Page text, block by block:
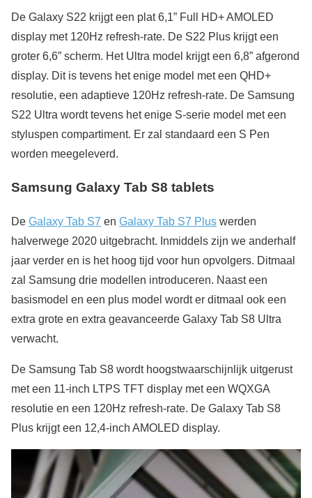
De Galaxy S22 krijgt een plat 6,1” Full HD+ AMOLED
display met 120Hz refresh-rate. De S22 Plus krijgt een
groter 6,6” scherm. Het Ultra model krijgt een 6,8” afgerond
display. Dit is tevens het enige model met een QHD+
resolutie, een adaptieve 120Hz refresh-rate. De Samsung
S22 Ultra wordt tevens het enige S-serie model met een
styluspen compartiment. Er zal standaard een S Pen
worden meegeleverd.
Samsung Galaxy Tab S8 tablets
De Galaxy Tab S7 en Galaxy Tab S7 Plus werden
halverwege 2020 uitgebracht. Inmiddels zijn we anderhalf
jaar verder en is het hoog tijd voor hun opvolgers. Ditmaal
zal Samsung drie modellen introduceren. Naast een
basismodel en een plus model wordt er ditmaal ook een
extra grote en extra geavanceerde Galaxy Tab S8 Ultra
verwacht.
De Samsung Tab S8 wordt hoogstwaarschijnlijk uitgerust
met een 11-inch LTPS TFT display met een WQXGA
resolutie en een 120Hz refresh-rate. De Galaxy Tab S8
Plus krijgt een 12,4-inch AMOLED display.